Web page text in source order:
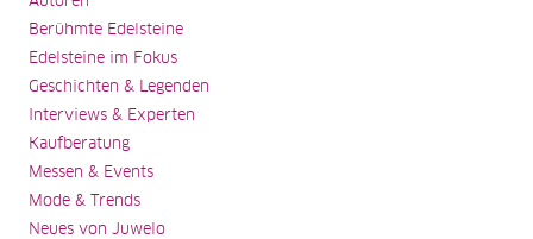
Berühmte Edelsteine
Edelsteine im Fokus
Geschichten & Legenden
Interviews & Experten
Kaufberatung
Messen & Events
Mode & Trends
Neues von Juwelo